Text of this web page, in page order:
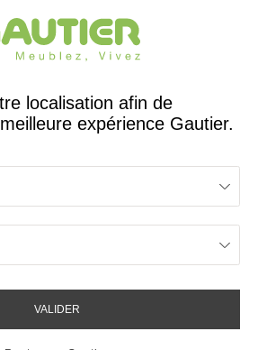
français depuis 65 ans
Tables de chevet